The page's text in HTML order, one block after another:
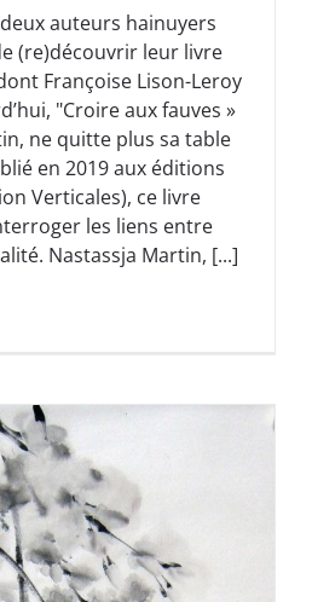
auteurs hainuyers
(re)découvrir leur livre
Françoise Lison-Leroy
"Croire aux fauves »
ne quitte plus sa table
en 2019 aux éditions
Verticales), ce livre
les liens entre
Nastassja Martin, [...]